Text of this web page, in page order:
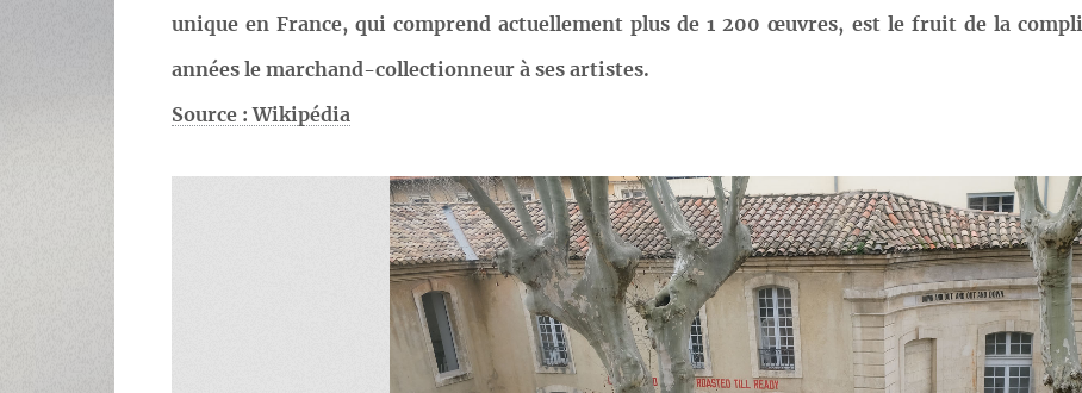
unique en France, qui comprend actuellement plus de 1 200 œuvres, est le fruit de la
années le marchand-collectionneur à ses artistes.
Source : Wikipédia